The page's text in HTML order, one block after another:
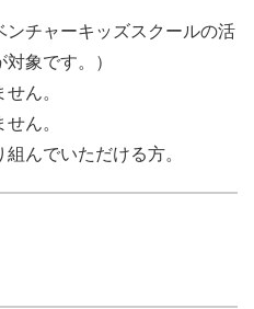
ンチャーキッズスクールの活
象です。）
ん。
ん。
んでいただける方。